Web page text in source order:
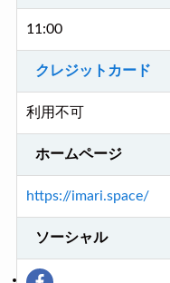
11:00
クレジットカード
利用不可
ホームページ
https://imari.space/
ソーシャル